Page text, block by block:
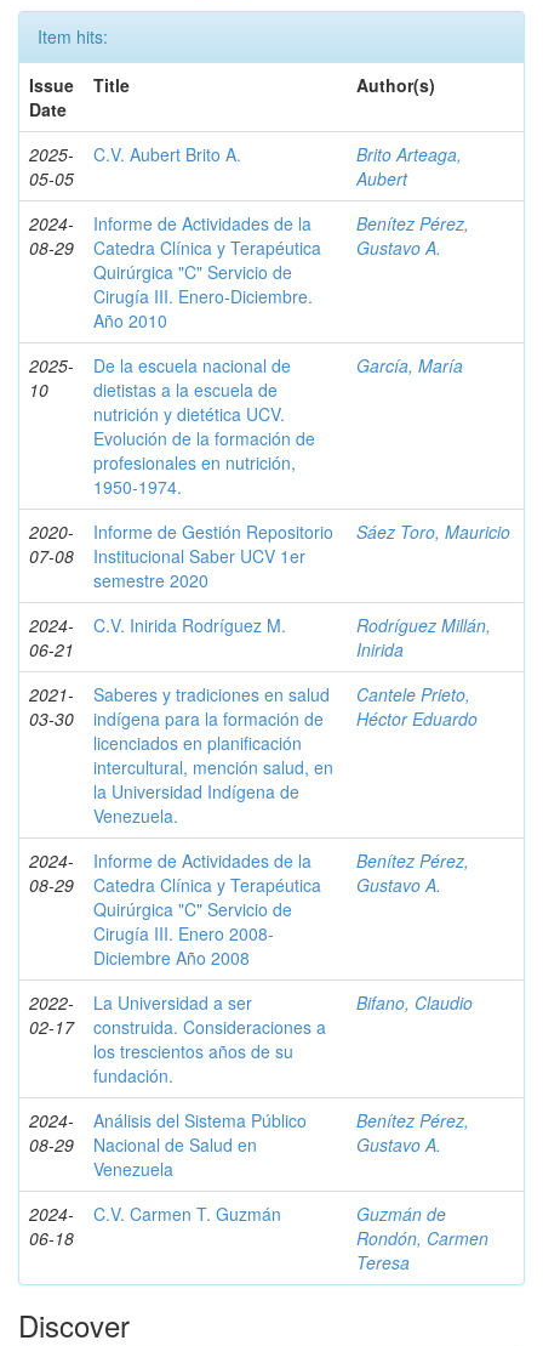
Item hits:
Issue
Date
Title Author(s)
2025-
05-05
C.V. Aubert Brito A.
Brito Arteaga,
Aubert
2024-
08-29
Informe de Actividades de la
Catedra Clínica y Terapéutica
Quirúrgica "C" Servicio de
Cirugía III. Enero-Diciembre.
Año 2010
Benítez Pérez,
Gustavo A.
2025-
10
De la escuela nacional de
dietistas a la escuela de
nutrición y dietética UCV.
Evolución de la formación de
profesionales en nutrición,
1950-1974.
García, María
2020-
07-08
Informe de Gestión Repositorio
Institucional Saber UCV 1er
semestre 2020
Sáez Toro, Mauricio
2024-
06-21
C.V. Inirida Rodríguez M.
Rodríguez Millán,
Inirida
2021-
03-30
Saberes y tradiciones en salud
indígena para la formación de
licenciados en planificación
intercultural, mención salud, en
la Universidad Indígena de
Venezuela.
Cantele Prieto,
Héctor Eduardo
2024-
08-29
Informe de Actividades de la
Catedra Clínica y Terapéutica
Quirúrgica "C" Servicio de
Cirugía III. Enero 2008-
Diciembre Año 2008
Benítez Pérez,
Gustavo A.
2022-
02-17
La Universidad a ser
construida. Consideraciones a
los trescientos años de su
fundación.
Bifano, Claudio
2024-
08-29
Análisis del Sistema Público
Nacional de Salud en
Venezuela
Benítez Pérez,
Gustavo A.
2024-
06-18
C.V. Carmen T. Guzmán
Guzmán de
Rondón, Carmen
Teresa
Discover